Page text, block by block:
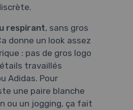
respirant, sans gros
donne un look assez
: pas de gros logo
travaillés
Adidas. Pour
une paire blanche
ou un jogging, ça fait